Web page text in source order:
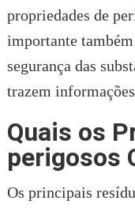
propriedades de
importante
segurança das
trazem
Quais os
perigosos
Os principais